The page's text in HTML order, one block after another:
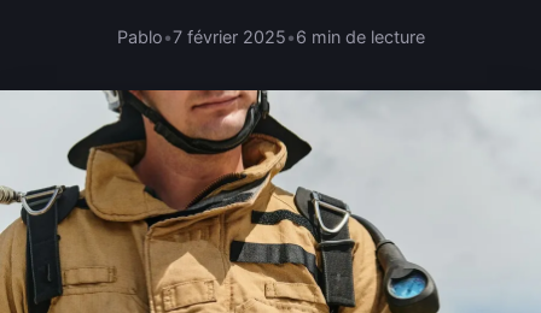
Pablo•7 février 2025•6 min de lecture